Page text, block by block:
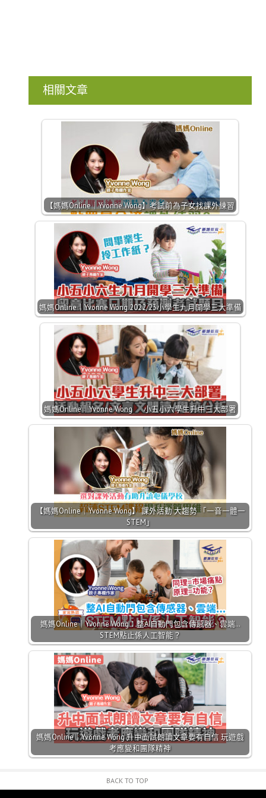
相關文章
【媽媽Online｜Yvonne Wong】考試前為子女找課外練習
媽媽Online｜Yvonne Wong 2022/23小學生九月開學三大準備
媽媽Online｜Yvonne Wong 小五小六學生升中三大部署
【媽媽Online｜Yvonne Wong】 課外活動 大趨勢 「一音一體一
STEM」
媽媽Online｜Yvonne Wong：整AI自動門包含傳感器、雲端…
STEM點止係人工智能？
媽媽Online｜Yvonne Wong 升中面試朗讀文章要有自信 玩遊戲
考應變和團隊精神
BACK TO TOP